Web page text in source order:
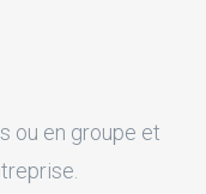
ou en groupe et